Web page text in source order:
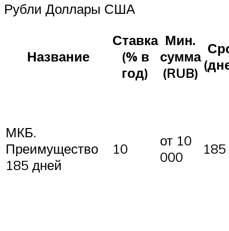
Рубли Доллары США
Название
Ставка
(% в
год)
Мин.
сумма
(RUB)
МКБ.
Преимущество
185 дней
10
от 10
000
185